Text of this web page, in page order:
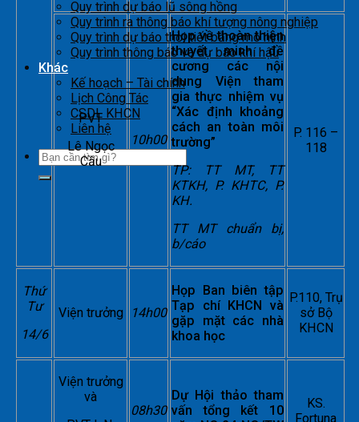
Quy trình dự báo lũ sông hồng
Quy trình ra thông báo khí tượng nông nghiệp
Quy trình dự báo thời tiết bằng mô hình
Quy trình thông báo và dự báo khí hậu
Khác
Kế hoạch – Tài chính
Lịch Công Tác
CSDL KHCN
Liên hệ
PVT
Lê Ngọc
Cầu
10h00
Họp về thoàn thiện
thuyết minh đề
cương các nội
dung Viện tham
gia thực nhiệm vụ
“Xác định khoảng
cách an toàn môi
trường”
TP: TT MT, TT
KTKH, P. KHTC, P.
KH.
TT MT chuẩn bị,
b/cáo
P. 116 –
118
Thứ
Tư
14/6
Viện trưởng 14h00
Họp Ban biên tập
Tạp chí KHCN và
gặp mặt các nhà
khoa học
P.110, Trụ
sở Bộ
KHCN
Viện trưởng
và
08h30
Dự Hội thảo tham
vấn tổng kết 10
KS.
Fortuna